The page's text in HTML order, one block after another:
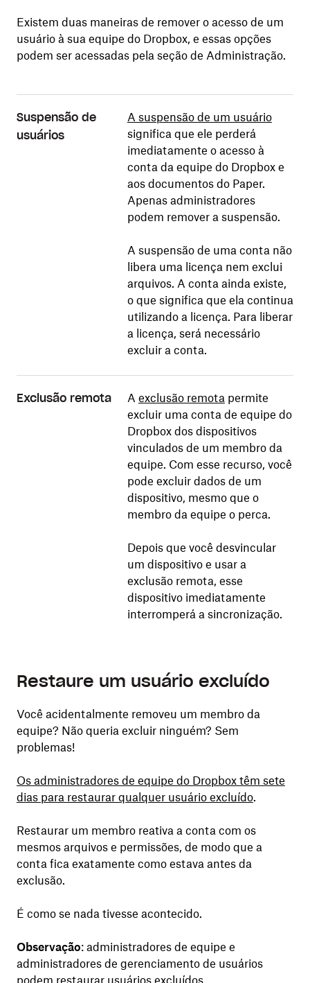
Existem duas maneiras de remover o acesso de um
usuário à sua equipe do Dropbox, e essas opções
podem ser acessadas pela seção de Administração.
Suspensão de
usuários
A suspensão de um usuário
significa que ele perderá
imediatamente o acesso à
conta da equipe do Dropbox e
aos documentos do Paper.
Apenas administradores
podem remover a suspensão.
A suspensão de uma conta não
libera uma licença nem exclui
arquivos. A conta ainda existe,
o que significa que ela continua
utilizando a licença. Para liberar
a licença, será necessário
excluir a conta.
Exclusão remota A exclusão remotapermite
excluir uma conta de equipe do
Dropbox dos dispositivos
vinculados de um membro da
equipe. Com esse recurso, você
pode excluir dados de um
dispositivo, mesmo que o
membro da equipe o perca.
Depois que você desvincular
um dispositivo e usar a
exclusão remota, esse
dispositivo imediatamente
interromperá a sincronização.
Restaure um usuário excluído
Você acidentalmente removeu um membro da
equipe? Não queria excluir ninguém? Sem
problemas!
Os administradores de equipe do Dropbox têm sete
dias para restaurar qualquer usuário excluído.
Restaurar um membro reativa a conta com os
mesmos arquivos e permissões, de modo que a
conta fica exatamente como estava antes da
exclusão.
É como se nada tivesse acontecido.
Observação: administradores de equipe e
administradores de gerenciamento de usuários